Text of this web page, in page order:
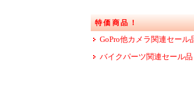
特価商品！
GoPro他カメラ関連セール
バイクパーツ関連セール品